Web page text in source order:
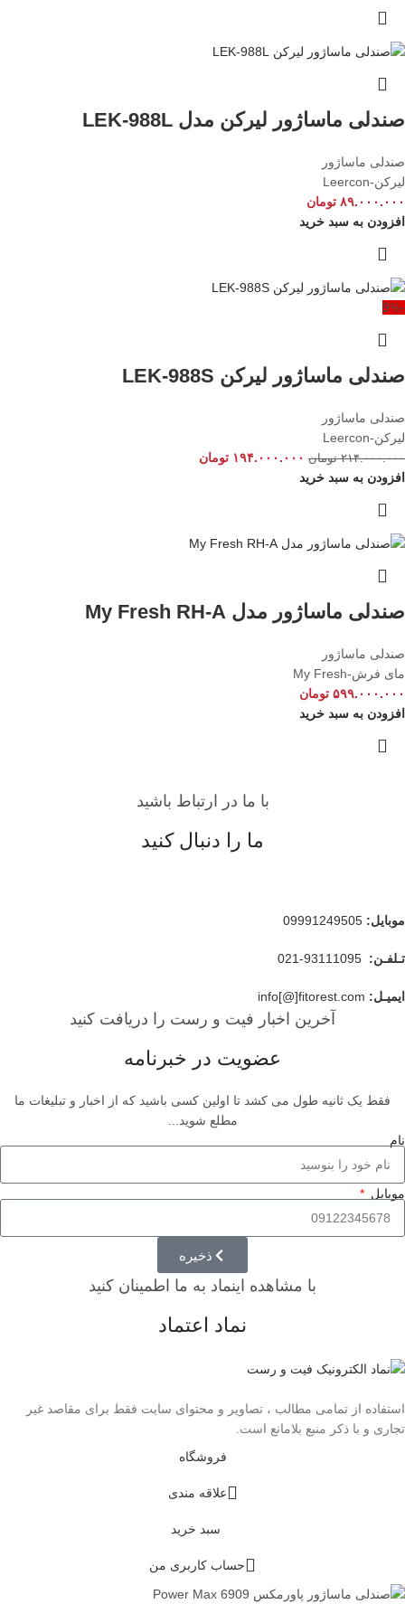
صندلی ماساژور لیرکن مدل LEK-988L
صندلی ماساژور
لیرکن-Leercon
۸۹.۰۰۰.۰۰۰ تومان
افزودن به سبد خرید
-9%
صندلی ماساژور لیرکن LEK-988S
صندلی ماساژور
لیرکن-Leercon
۲۱۴.۰۰۰.۰۰۰ تومان ۱۹۴.۰۰۰.۰۰۰ تومان
افزودن به سبد خرید
صندلی ماساژور مدل My Fresh RH-A
صندلی ماساژور
مای فرش-My Fresh
۵۹۹.۰۰۰.۰۰۰ تومان
افزودن به سبد خرید
با ما در ارتباط باشید
ما را دنبال کنید
موبایل:
09991249505
تـلفـن: 93111095-021
ایمیـل:
آخرین اخبار فیت و رست را دریافت کنید
عضویت در خبرنامه
فقط یک ثانیه طول می کشد تا اولین کسی باشید که از اخبار و تبلیغات ما
مطلع شوید...
نام
موبایل
ذخیره
با مشاهده اینماد به ما اطمینان کنید
نماد اعتماد
استفاده از تمامی مطالب ، تصاویر و محتوای سايت فقط برای مقاصد غیر
تجاری و با ذکر منبع بلامانع است.
فروشگاه
علاقه مندی
سبد خرید
حساب کاربری من